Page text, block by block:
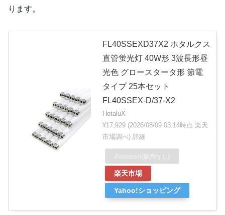
ります。
FL40SSEXD37X2 ホタルクス
直管蛍光灯 40W形 3波長形昼
光色 グロースタータ形 節電
タイプ 25本セット
FL40SSEX-D/37-X2
HotaluX
¥17,929 (2026/08/09 03:14時点 楽天
市場調べ) 詳細
楽天市場
Yahoo!ショッピング